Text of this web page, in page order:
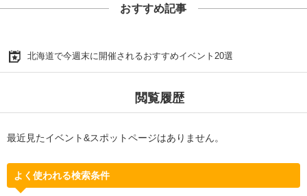
おすすめ記事
北海道で今週末に開催されるおすすめイベント20選
閲覧履歴
最近見たイベント&スポットページはありません。
よく使われる検索条件